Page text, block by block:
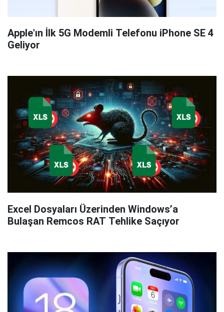
Apple'ın İlk 5G Modemli Telefonu iPhone SE 4
Geliyor
Excel Dosyaları Üzerinden Windows’a
Bulaşan Remcos RAT Tehlike Saçıyor